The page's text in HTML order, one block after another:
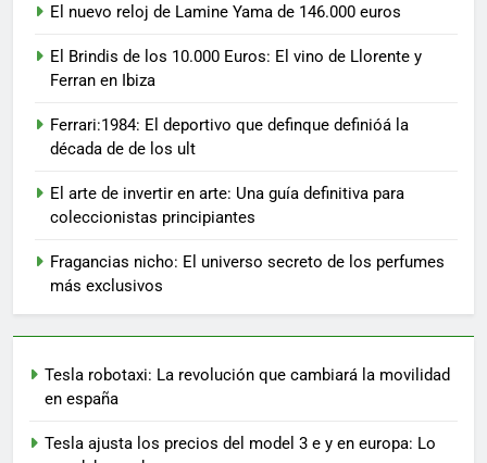
El nuevo reloj de Lamine Yama de 146.000 euros
El Brindis de los 10.000 Euros: El vino de Llorente y
Ferran en Ibiza
Ferrari:1984: El deportivo que definque definióá la
década de de los ult
El arte de invertir en arte: Una guía definitiva para
coleccionistas principiantes
Fragancias nicho: El universo secreto de los perfumes
más exclusivos
Tesla robotaxi: La revolución que cambiará la movilidad
en españa
Tesla ajusta los precios del model 3 e y en europa: Lo